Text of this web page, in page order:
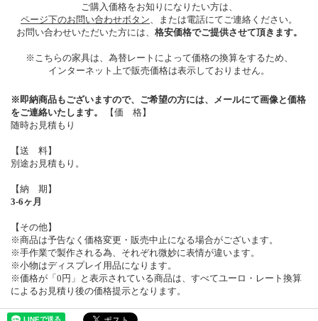
ご購入価格をお知りになりたい方は、
ページ下のお問い合わせボタン 、または電話にてご連絡ください。
お問い合わせいただいた方には、 格安価格でご提供させて頂きます。
※こちらの家具は、為替レートによって価格の換算をするため、
インターネット上で販売価格は表示しておりません。
※即納商品もございますので、ご希望の方には、メールにて画像と価格
をご連絡いたします。
【価 格】
随時お見積もり
【送 料】
別途お見積もり。
【納 期】
3-6ヶ月
【その他】
※商品は予告なく価格変更・販売中止になる場合がございます。
※手作業で製作される為、それぞれ微妙に表情が違います。
※小物はディスプレイ用品になります。
※価格が「0円」と表示されている商品は、すべてユーロ・レート換算
によるお見積り後の価格提示となります。